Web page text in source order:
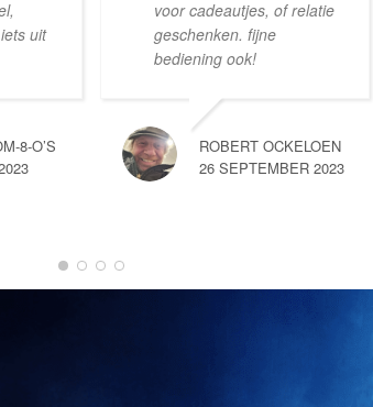
uit
8-O’S
voor cadeautjes, of relatie
geschenken. fijne
bediening ook!
ROBERT OCKELOEN
26 SEPTEMBER 2023